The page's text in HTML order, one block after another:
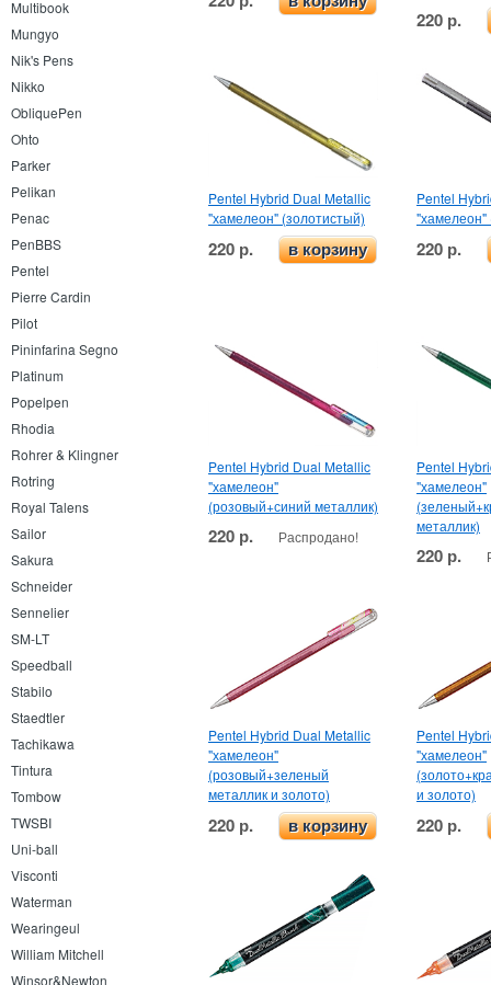
Multibook
Mungyo
Nik's Pens
Nikko
ObliquePen
Ohto
Parker
Pelikan
Penac
PenBBS
Pentel
Pierre Cardin
Pilot
Pininfarina Segno
Platinum
Popelpen
Rhodia
Rohrer & Klingner
Rotring
Royal Talens
Sailor
Sakura
Schneider
Sennelier
SM-LT
Speedball
Stabilo
Staedtler
Tachikawa
Tintura
Tombow
TWSBI
Uni-ball
Visconti
Waterman
Wearingeul
William Mitchell
Winsor&Newton
220 р.
Pentel Hybrid Dual Metallic
"хамелеон" (золотистый)
220 р. в корзину
Pentel
"хамелеон"
220 р.
Pentel Hybrid Dual Metallic
"хамелеон"
(розовый+синий металлик)
220 р. Распродано!
Pentel
"хамелеон"
металлик)
220 р.
Pentel Hybrid Dual Metallic
"хамелеон"
(розовый+зеленый
металлик и золото)
220 р. в корзину
Pentel
"хамелеон"
и золото)
220 р.